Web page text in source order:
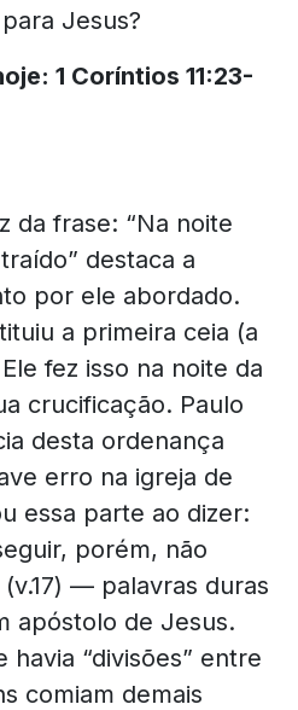
Jesus?
1 Coríntios 11:23-
da frase: “Na noite
destaca a
por ele abordado.
a primeira ceia (a
fez isso na noite da
crucificação. Paulo
desta ordenança
erro na igreja de
essa parte ao dizer:
porém, não
— palavras duras
apóstolo de Jesus.
havia “divisões” entre
comiam demais